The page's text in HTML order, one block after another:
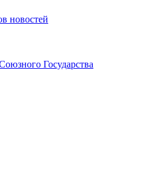
новостей
Государства